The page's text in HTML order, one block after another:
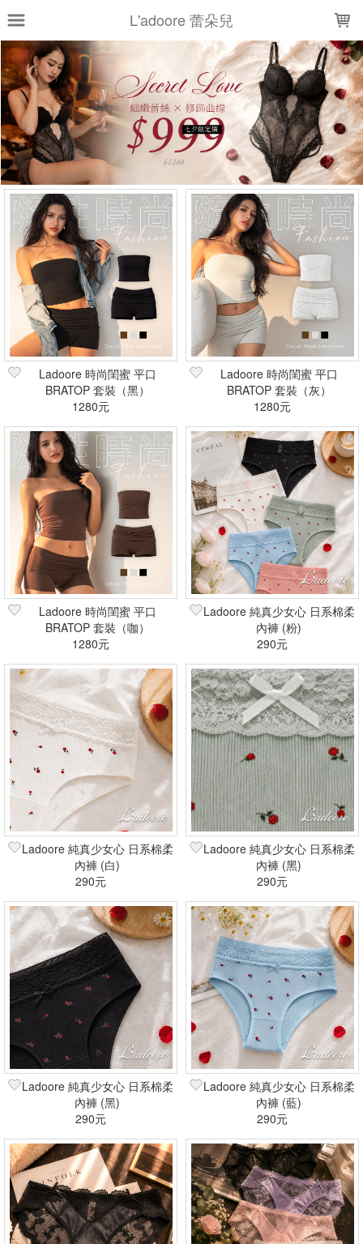
L'adoore 蕾朵兒
上架時間 銷售件數 銷售價格
樣式尺寸篩選
全部樣式 黑 粉 白
綠
藍
紅 黃
紫
裸
全部尺寸 M L
XL
XXL
75B 75C 80B
80C
85B
現貨商品
篩選
Ladoore 時尚閨蜜 平口
BRATOP 套裝（黑）
1280元
Ladoore 時尚閨蜜 平口
BRATOP 套裝（灰）
1280元
Ladoore 時尚閨蜜 平口
BRATOP 套裝（咖）
1280元
Ladoore 純真少女心 日系棉柔
內褲 (粉)
290元
Ladoore 純真少女心 日系棉柔
內褲 (白)
290元
Ladoore 純真少女心 日系棉柔
內褲 (黑)
290元
Ladoore 純真少女心 日系棉柔
內褲 (黑)
290元
Ladoore 純真少女心 日系棉柔
內褲 (藍)
290元